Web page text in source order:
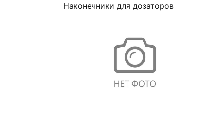
Наконечники для дозаторов